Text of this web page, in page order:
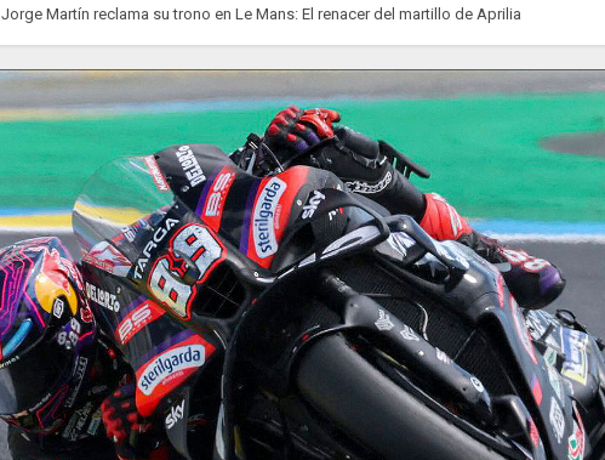
Jorge Martín reclama su trono en Le Mans: El renacer del martillo de Aprilia